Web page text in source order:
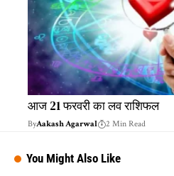
आज 21 फरवरी का लव राशिफल
ByAakash Agarwal 2 Min Read
You Might Also Like